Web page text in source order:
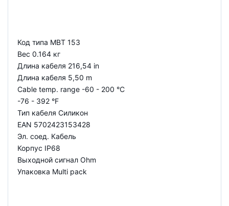
Код типа MBT 153
Вес 0.164 кг
Длина кабеля 216,54 in
Длина кабеля 5,50 m
Cable temp. range -60 - 200 °C
-76 - 392 °F
Тип кабеля Силикон
EAN 5702423153428
Эл. соед. Кабель
Корпус IP68
Выходной сигнал Ohm
Упаковка Multi pack